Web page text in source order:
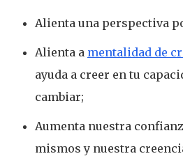
Alienta una perspectiva
Alienta a mentalidad de
ayuda a creer en tu
cambiar;
Aumenta nuestra
mismos y nuestra